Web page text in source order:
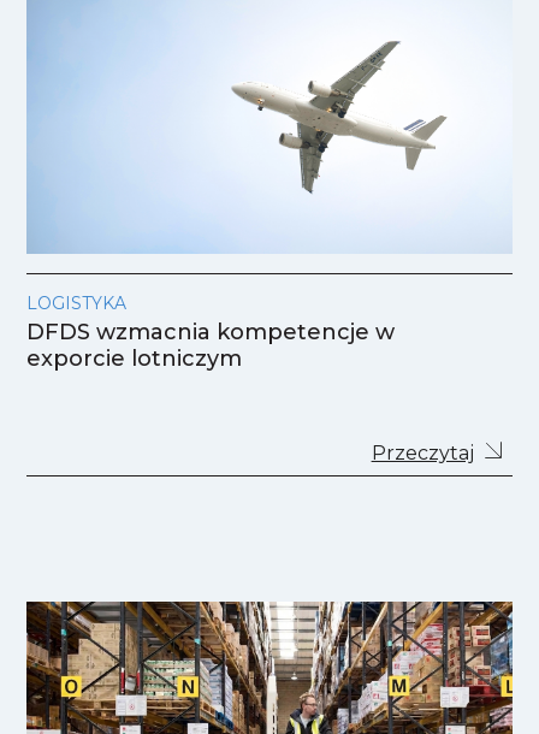
LOGISTYKA
DFDS wzmacnia kompetencje w
exporcie lotniczym
Przeczytaj